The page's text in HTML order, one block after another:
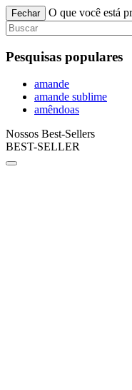
Fechar O que você está
Pesquisas populares
amande
amande sublime
amêndoas
Nossos Best-Sellers
BEST-SELLER